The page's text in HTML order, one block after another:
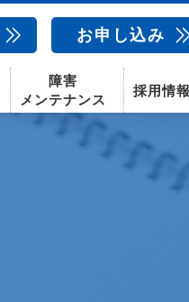
お申し込み
ビス
障害
メンテナンス
採用情報
中途採